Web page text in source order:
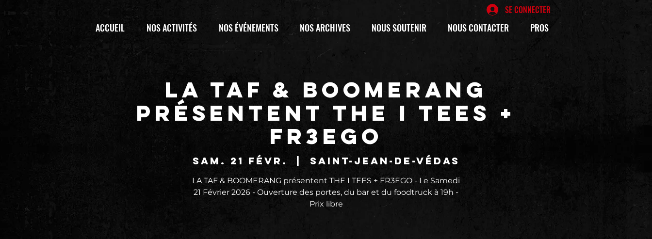
SE CONNECTER
ACCUEIL NOS ACTIVITÉS NOS ÉVÉNEMENTS NOS ARCHIVES NOUS SOUTENIR NOUS CONTACTER PROS
LA TAF & BOOMERANG
présentent THE I TEES +
FR3EGO
sam. 21 févr. Saint-Jean-de-Védas
LA TAF & BOOMERANG présentent THE I TEES + FR3EGO - Le Samedi
21 Février 2026 - Ouverture des portes, du bar et du foodtruck à 19h -
Prix libre